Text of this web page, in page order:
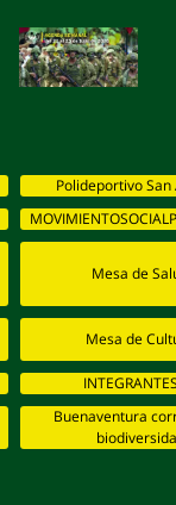
Polideportivo
Mesa de
Mesa de
Buenaventura